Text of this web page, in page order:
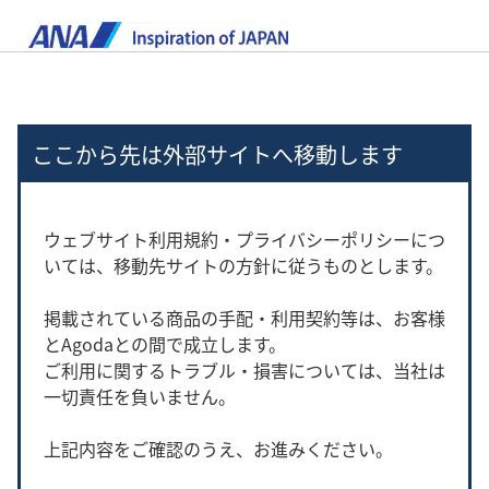
ここから先は外部サイトへ移動します
ウェブサイト利用規約・プライバシーポリシーにつ
いては、移動先サイトの方針に従うものとします。
掲載されている商品の手配・利用契約等は、お客様
とAgodaとの間で成立します。
ご利用に関するトラブル・損害については、当社は
一切責任を負いません。
上記内容をご確認のうえ、お進みください。